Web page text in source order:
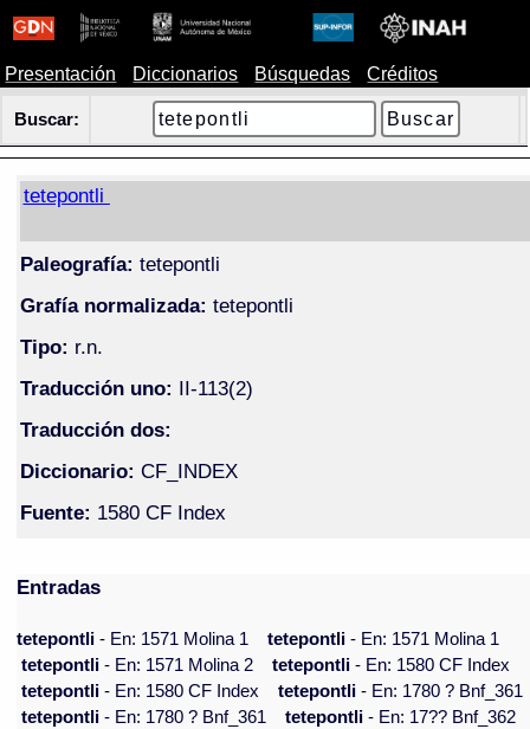
Presentación Diccionarios Búsquedas Créditos
Buscar:
tetepontli
Paleografía: tetepontli
Grafía normalizada: tetepontli
Tipo: r.n.
Traducción uno: II-113(2)
Traducción dos:
Diccionario: CF_INDEX
Fuente: 1580 CF Index
Entradas
tetepontli- En: 1571 Molina 1 tetepontli- En: 1571 Molina 1
tetepontli- En: 1571 Molina 2 tetepontli- En: 1580 CF Index
tetepontli- En: 1580 CF Index tetepontli- En: 1780 ? Bnf_361
tetepontli- En: 1780 ? Bnf_361 tetepontli- En: 17?? Bnf_362